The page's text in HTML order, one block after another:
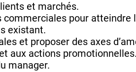
et marchés.
commerciales pour atteindre
existant.
et proposer des axes
aux actions promotionnelles.
manager.